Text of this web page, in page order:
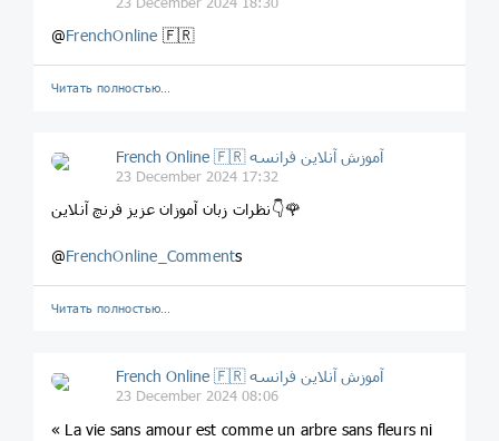
@FrenchOnline 🇫🇷
Читать полностью…
French Online 🇫🇷 آموزش آنلاین فرانسه
23 December 2024 17:32
نظرات زبان آموزان عزیز فرنچ آنلاین👇🌹
@FrenchOnline_Comments
Читать полностью…
French Online 🇫🇷 آموزش آنلاین فرانسه
23 December 2024 08:06
« La vie sans amour est comme un arbre sans fleurs ni